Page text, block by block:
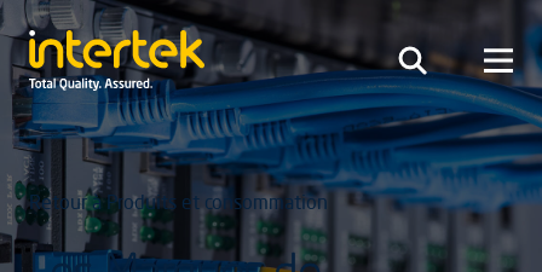
Retour à Produits et consommation